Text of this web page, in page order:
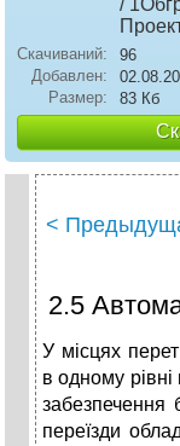
/
Скачиваний:
96
Добавлен:
Размер:
83 Кб
<
2.5
У місцях
в одному
забезпечення
переїзди